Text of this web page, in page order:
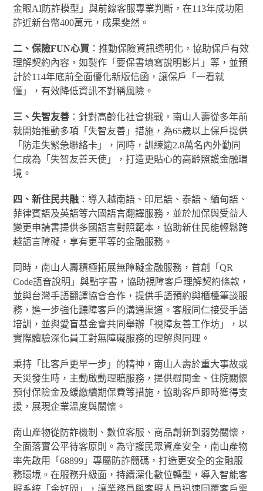
金眼AI防詐模型」與前線客服專業判斷，在113年成功阻
詐近新台幣400萬元，成果斐然。
二、保險FUN心買 ：推動保險資訊透明化，協助保戶有效
理解契約內容，如製作「要保書填寫說明影片」等，並預
計於114年底前全面優化新版信函，讓保戶「一看就
懂」，有效降低資訊不對稱風險。
三、失智友善 ：針對高齡化社會挑戰，南山人壽從多年前
就開始推動多項「失智友善」措施，為65歲以上保戶提供
「防走失緊急聯絡卡」，同時，訓練逾2.8萬名內外勤同
仁成為「失智友善天使」，打造更貼心的高齡照護金融環
境。
四、新住民共融 ：導入越南語、印尼語、泰語、緬甸語、
菲律賓語及英語等六國語言翻譯服務，並於加保與受益人
變更申請書提供多國語言對照範本，協助新住民能輕鬆跨
越語言障礙，享有更平等的金融服務。
同時，南山人壽積極拓展無障礙金融服務，首創「QR
Code語音說明」與點字書，協助視障客戶理解契約條款，
並與台灣手語翻譯協會合作，提供手語預約與櫃檯筆談服
務，進一步強化聽障客戶的溝通渠道。客服同仁接受手語
培訓，並與愛盲基金會共同舉辦「視障友善工作坊」，以
實際體驗深化員工對無障礙服務的理解與同理。
秉持「比客戶更早一步」的精神，南山人壽於重大事故或
天災發生時，主動啟動理賠服務，提供慰問金、住院關懷
預付保險金及緩繳續期保費等措施，協助客戶即時獲得支
援，展現企業溫度與關懷。
南山產物從防詐機制、數位客服、商品創新到弱勢關懷，
全面落實公平待客原則。為守護民眾資產安全，南山產物
率先啟用「68899」專屬防詐簡碼，打造更安全的金融服
務環境。在服務升級面，持續深化數位轉型，導入智能客
服系統「金好問」，讓業務員與客服人員迅速回覆客戶需